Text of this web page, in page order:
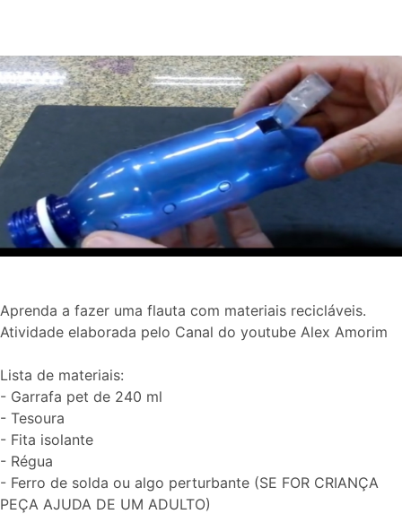
Aprenda a fazer uma flauta com materiais recicláveis.
Atividade elaborada pelo Canal do youtube Alex Amorim
Lista de materiais:
- Garrafa pet de 240 ml
- Tesoura
- Fita isolante
- Régua
- Ferro de solda ou algo perturbante (SE FOR CRIANÇA
PEÇA AJUDA DE UM ADULTO)